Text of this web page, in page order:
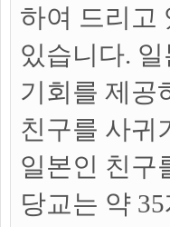
하여 드리고
있습니다.
기회를 제공
친구를 사귀
일본인 친구
당교는 약